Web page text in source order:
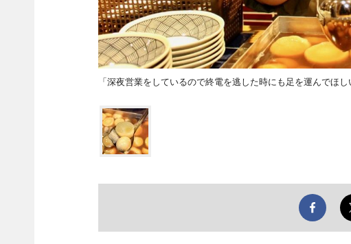
「深夜営業をしているので終電を逃した時にも足を運んでほ